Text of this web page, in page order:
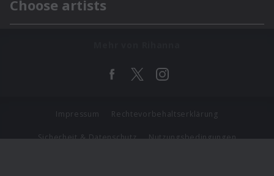
Impressum Rechtevorbehaltserklärung
Sicherheit & Datenschutz Nutzungsbedingungen